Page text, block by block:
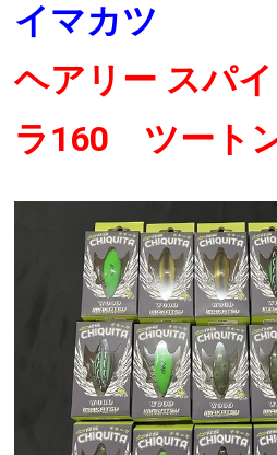
イマカツ
ヘアリー スパ
ラ160 ツート